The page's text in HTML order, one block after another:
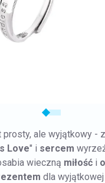
ale wyjątkowy -
Love" i sercem
wieczną miłość i
dla